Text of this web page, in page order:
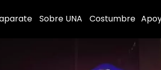
Sobre UNA Costumbre